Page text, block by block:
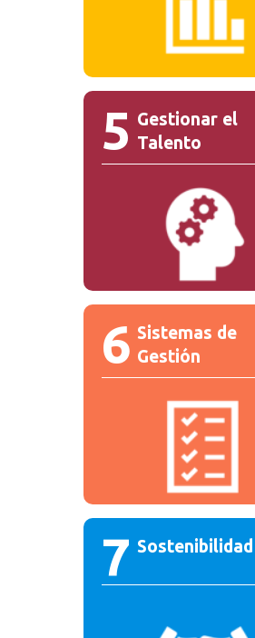
5 Gestionar el
Talento
6 Sistemas de
Gestión
7 Sostenibilidad